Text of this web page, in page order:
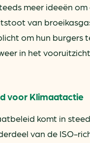
meer ideeën
van
om hun burgers
in het
voor Klimaatactie
komt in
van de ISO-